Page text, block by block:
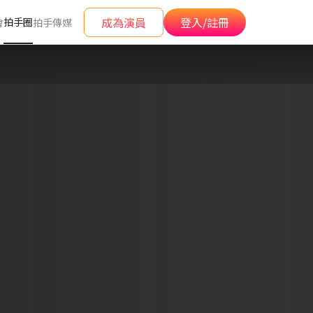
拍手圈拍手傳媒 成為演員 登入/註冊